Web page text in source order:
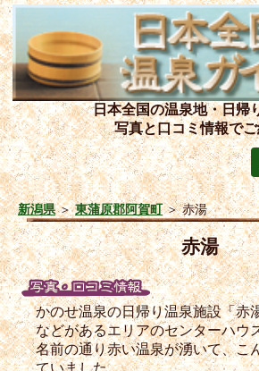
日本全国の温泉地・日帰
写真と口コミ情報で
新潟県＞東蒲原郡阿賀町＞赤湯
赤湯
かのせ温泉の日帰り温泉施設「赤
などがあるエリアのセンターハウ
名前の通り赤い温泉が湧いて、こ
ていました。